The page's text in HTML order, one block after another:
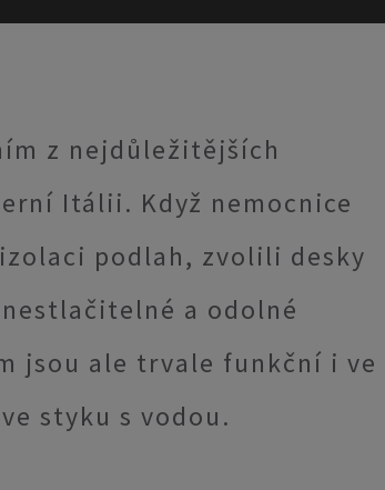
z nejdůležitějších
Itálii. Když nemocnice
podlah, zvolili desky
nestlačitelné a odolné
jsou ale trvale funkční i ve
styku s vodou.